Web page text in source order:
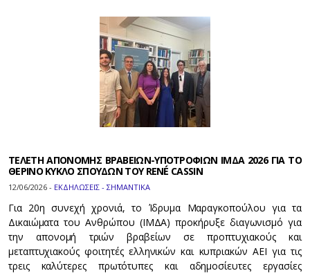
ΤΕΛΕΤΗ ΑΠΟΝΟΜΗΣ ΒΡΑΒΕΙΩΝ-ΥΠΟΤΡΟΦΙΩΝ ΙΜΔΑ 2026 ΓΙΑ ΤΟ
ΘΕΡΙΝΟ ΚΥΚΛΟ ΣΠΟΥΔΩΝ ΤΟΥ RENÉ CASSIN
12/06/2026 - ΕΚΔΗΛΩΣΕΙΣ - ΣΗΜΑΝΤΙΚΑ
Για 20η συνεχή χρονιά, το Ίδρυμα Μαραγκοπούλου για τα
Δικαιώματα του Ανθρώπου (ΙΜΔΑ) προκήρυξε διαγωνισμό για
την απονομή τριών βραβείων σε προπτυχιακούς και
μεταπτυχιακούς φοιτητές ελληνικών και κυπριακών ΑΕΙ για τις
τρεις καλύτερες πρωτότυπες και αδημοσίευτες εργασίες